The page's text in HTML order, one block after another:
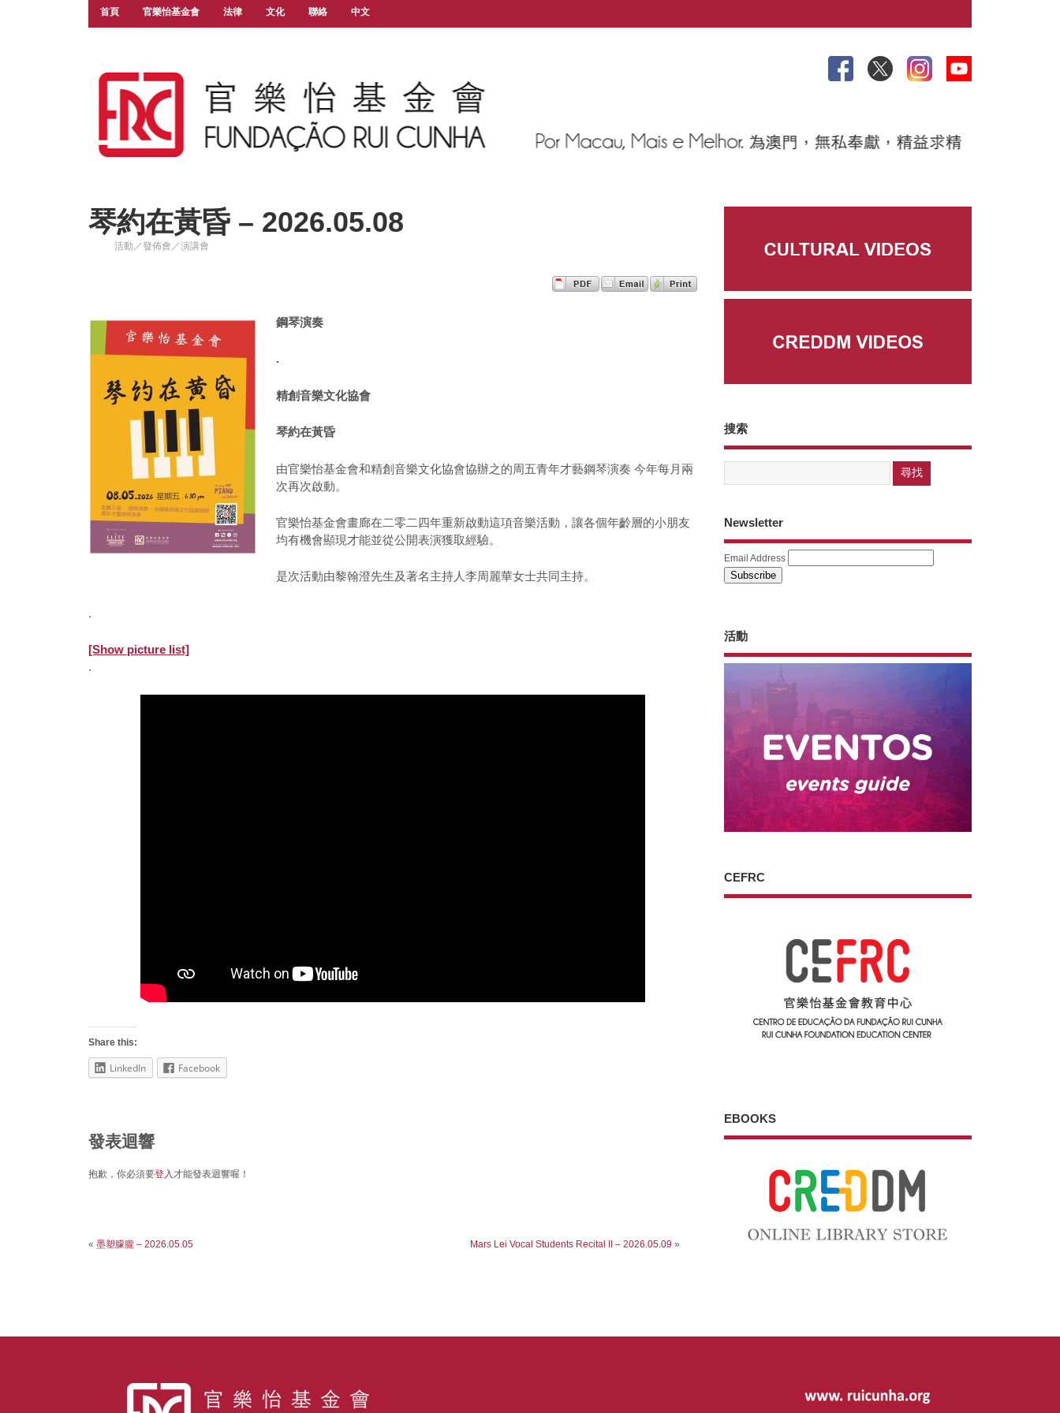
首頁 官樂怡基金會 法律 文化 聯絡 中文
琴約在黃昏 – 2026.05.08
活動／發佈會／演講會
鋼琴演奏
.
精創音樂文化協會
琴約在黃昏
由官樂怡基金會和精創音樂文化協會協辦之的周五青年才藝鋼琴演奏 今年每月兩
次再次啟動。
官樂怡基金會畫廊在二零二四年重新啟動這項音樂活動，讓各個年齡層的小朋友
均有機會顯現才能並從公開表演獲取經驗。
是次活動由黎翰澄先生及著名主持人李周麗華女士共同主持。
.
[Show picture list]
.
Share this:
LinkedIn Facebook
發表迴響
抱歉，你必須要登入才能發表迴響喔！
« 墨塑朦朧 – 2026.05.05 Mars Lei Vocal Students Recital II – 2026.05.09 »
搜索
Newsletter
Email Address
活動
CEFRC
EBOOKS